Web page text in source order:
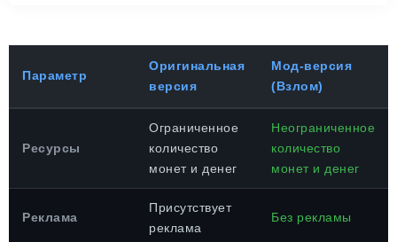
Параметр
Оригинальная
версия
Мод-версия
(Взлом)
Ресурсы
Ограниченное
количество
монет и денег
Неограниченное
количество
монет и денег
Реклама
Присутствует
реклама
Без рекламы